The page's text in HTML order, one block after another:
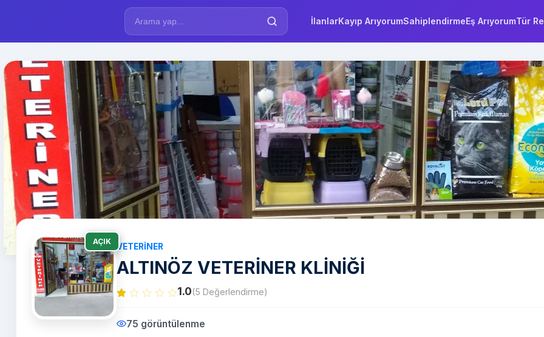
İlanlarKayıp ArıyorumSahiplendirmeEş ArıyorumTür
AÇIK
VETERINER
ALTINÖZ VETERİNER KLİNİĞİ
1.0(5 Değerlendirme)
75 görüntülenme